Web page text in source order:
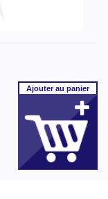
Ajouterau panier